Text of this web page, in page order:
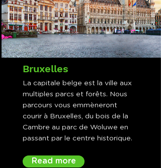
Bruxelles
La capitale belge est la ville aux
multiples parcs et forêts. Nous
parcours vous emmèneront
courir à Bruxelles, du bois de la
Cambre au parc de Woluwe en
passant par le centre historique.
Read more